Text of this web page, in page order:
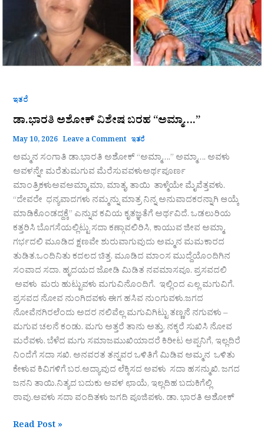
ಇತರೆ
ಡಾ.ಭಾರತಿ‌ ಅಶೋಕ್ ವಿಶೇಷ ಬರಹ “ಅಮ್ಮಾ….”
May 10, 2026 Leave a Comment ಇತರೆ
ಅಮ್ಮನ ಸಂಗಾತಿ ಡಾ.ಭಾರತಿ‌ ಅಶೋಕ್ “ಅಮ್ಮಾ….” ಅಮ್ಮಾ…. ಅವಳು
ಅವಳನ್ನೇ ಮರೆತುಮಗುವ ಮೆರೆಸುವವಳುಅರ್ಥಪೂರ್ಣ
ಮಾಂತ್ರಿಕಳುಅವಅಮ್ಮಾ,ಮಾ, ಮಾತೃ, ತಾಯಿ ತಾಳ್ಮೆಯೇ ಮೈವೆತ್ತವಳು.
“ದೇವರೇ ಧನ್ಯವಾದಗಳು ನಮ್ಮನ್ನು ಮಾತ್ರ ನಿನ್ನ ಅನುವಾದಕರನ್ನಾಗಿ ಆಯ್ಕೆ
ಮಾಡಿಕೊಂಡದ್ದಕ್ಕೆ” ಎನ್ನುವ ಕವಿಯ ಕೃತಜ್ಞತೆಗೆ ಅರ್ಥವಿದೆ. ಒಡಲುರಿಯ
ಕತ್ತರಿಸಿ ಬೊಗಸೆಯಲ್ಲಿಟ್ಟು ಸದಾ ಕಣ್ಗಾವಲಿರಿಸಿ, ಕಾಯುವ ಜೀವ ಅಮ್ಮಾ.
ಗರ್ಭದಲಿ ಮೂಡಿದ ಕ್ಷಣವೇ ಶುರುವಾಗುವುದು ಅಮ್ಮನ ಮಮಕಾರದ
ತುಡಿತ.ಒಂದಿನಿತು ಕದಲದ ಚಿತ್ತ. ಮೂಡಿದ ಮಾಂಸ ಮುದ್ದೆಯೊಂದಿಗಿನ
ಸಂವಾದ ಸದಾ. ಹೃದಯದ ಜೋಡಿ ಮಿಡಿತ ನವಮಾಸವೂ. ಪ್ರಸವದಲಿ
ಅವಳು ಮರು ಹುಟ್ಟುವಳು ಮಗುವಿನೊಂದಿಗೆ. ಇಲ್ಲಿಂದ ಎಲ್ಲ ಮಗುವಿಗೆ.
ಪ್ರಸವದ ನೋವ ನುಂಗಿದವಳು ಈಗ ಹಸಿವ ನುಂಗುವಳು.ಜಗದ
ನೋವೆನಗಿರಲೆಂದು ಅದರ ನಲಿವೆಲ್ಲ ಮಗುವಿಗಿಟ್ಟು ತಣ್ಣನೆ ನಗುವಳು –
ಮಗುವ ಚಲನೆ ಕಂಡು. ಮಗು ಅತ್ತರೆ ತಾನು ಅತ್ತು, ನಕ್ಕರೆ ಸುಖಿಸಿ ನೋವ
ಮರೆವಳು. ಬೆಳೆದ ಮಗು ಸಮಾಜಮುಖಿಯಾದರೆ ಕಿರೀಟ ಅಪ್ಪನಿಗೆ, ಇಲ್ಲದಿರೆ
ನಿಂದೆಗೆ ಸದಾ ಸಖಿ. ಅನವರತ ತನ್ನವರ ಒಳಿತಿಗೆ ಮಿಡಿವ ಅಮ್ಮನ ಒಳಿತು
ಕೇಳುವ ಕಿವಿಗಳಿಗೆ ಬರ.ಅದ್ಯಾವುದ ಲೆಕ್ಕಿಸದ ಅವಳು ಸದಾ ಹಸನ್ಮುಖಿ. ಜಗದ
ಜನನಿ ತಾಯಿ.ನಿತ್ಯದ ಬದುಕು ಅವಳ ಛಾಯೆ, ಇಲ್ಲದಿಹ ಬದುಕಿಗೆಲ್ಲಿ
ಠಾವು.ಅವಳು ಸದಾ ವಂದಿತಳು ಜಗದಿ ಪೂಜಿಪಳು. ಡಾ. ಭಾರತಿ ಅಶೋಕ್
Read Post »